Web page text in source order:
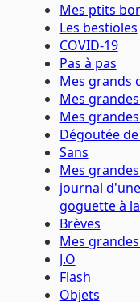
Mes ptits
Les bestioles
COVID-19
Pas à pas
Mes grands
Mes
Mes
Dégoutée
Sans
Mes
journal
goguette à
Brèves
Mes
J.O
Flash
Objets